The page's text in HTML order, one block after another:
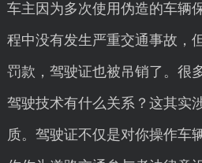
车主因为多次使用伪造的车辆
程中没有发生严重交通事故，
罚款，驾驶证也被吊销了。很
驾驶技术有什么关系？这其实
质。驾驶证不仅是对你操作车